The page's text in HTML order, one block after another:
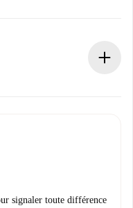
vous proposerons
signalé.
signaler toute différence